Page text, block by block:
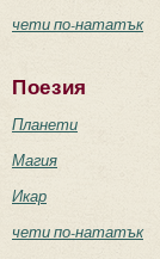
чети по-нататък
Поезия
Планети
Магия
Икар
чети по-нататък